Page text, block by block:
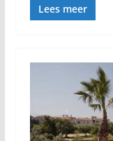
Lees meer